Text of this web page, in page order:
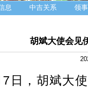
息 中吉关系 领
胡斌大使会见
7日，胡斌大